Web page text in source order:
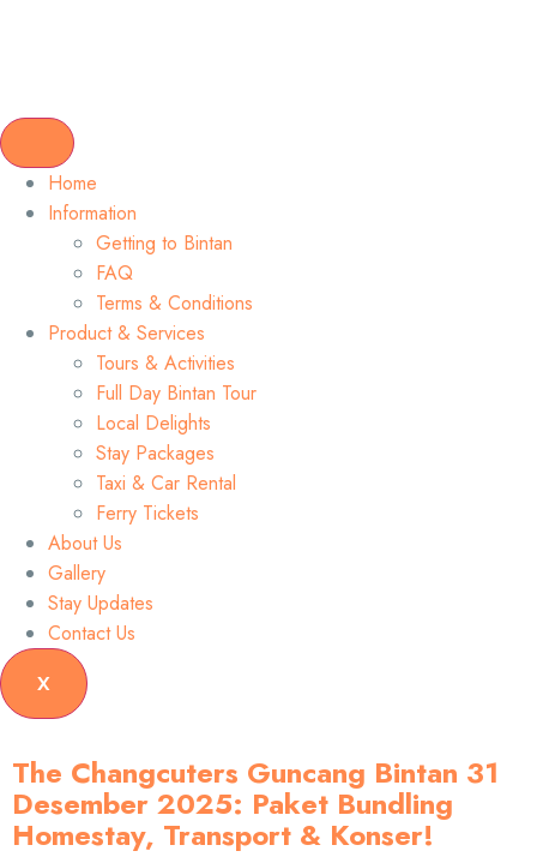
Home
Information
Getting to Bintan
FAQ
Terms & Conditions
Product & Services
Tours & Activities
Full Day Bintan Tour
Local Delights
Stay Packages
Taxi & Car Rental
Ferry Tickets
About Us
Gallery
Stay Updates
Contact Us
X
The Changcuters Guncang Bintan 31
Desember 2025: Paket Bundling
Homestay, Transport & Konser!